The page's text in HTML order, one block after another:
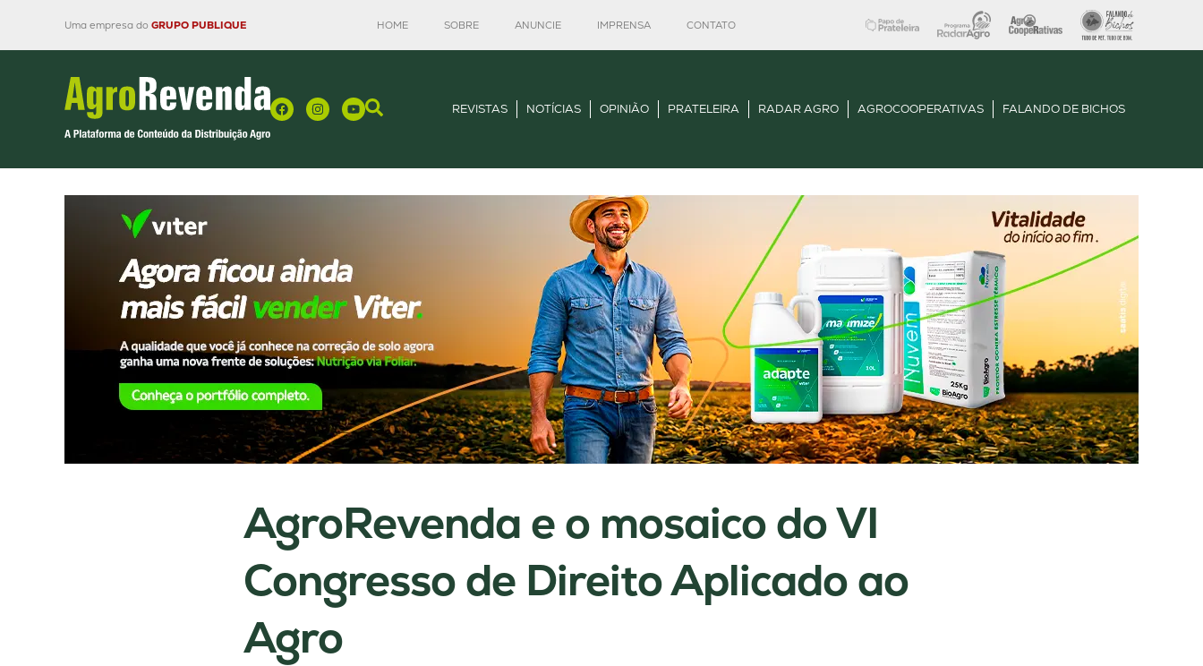
Uma empresa do GRUPO PUBLIQUE HOME SOBRE ANUNCIE IMPRENSA CONTATO
REVISTAS NOTÍCIAS OPINIÃO PRATELEIRA RADAR AGRO AGROCOOPERATIVAS FALANDO DE BICHOS
AgroRevenda e o mosaico do VI
Congresso de Direito Aplicado ao
Agro